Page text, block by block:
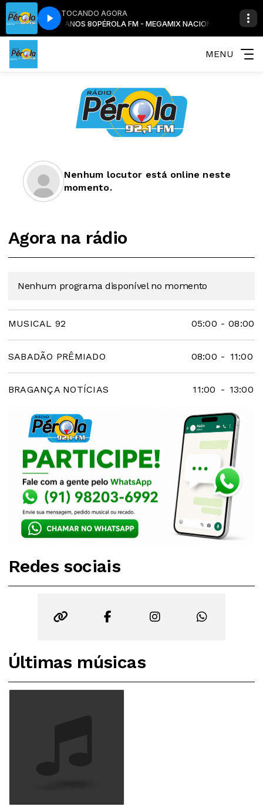
TOCANDO AGORA
NACIONAL ANOS 80PÉROLA FM - MEGAMIX NACIONAL ANOS 80
MENU
Nenhum locutor está online neste
momento.
Agora na rádio
Nenhum programa disponível no momento
MUSICAL 92 05:00 - 08:00
SABADÃO PRÊMIADO 08:00 - 11:00
BRAGANÇA NOTÍCIAS 11:00 - 13:00
Redes sociais
Últimas músicas